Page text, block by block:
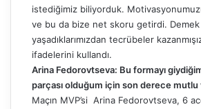
istediğimiz biliyorduk.
ve bu da bize net skoru getirdi.
yaşadıklarımızdan tecrübeler
ifadelerini kullandı.
Arina Fedorovtseva: Bu formayı
parçası olduğum için son derece
Maçın MVP’si Arina Fedorovtseva, 6